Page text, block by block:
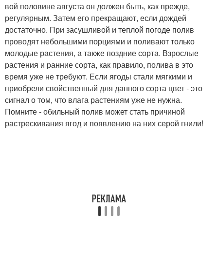
вой половине августа он должен быть, как прежде,
регулярным. Затем его прекращают, если дождей
достаточно. При засушливой и теплой погоде полив
проводят небольшими порциями и поливают только
молодые растения, а также поздние сорта. Взрослые
растения и ранние сорта, как правило, полива в это
время уже не требуют. Если ягоды стали мягкими и
приобрели свойственный для данного сорта цвет - это
сигнал о том, что влага растениям уже не нужна.
Помните - обильный полив может стать причиной
растрескивания ягод и появлению на них серой гнили!